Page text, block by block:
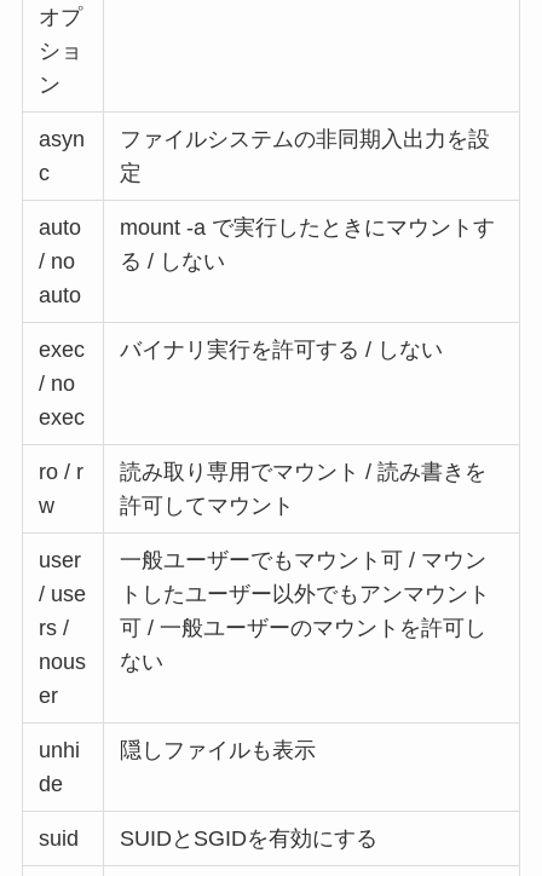
オプ
ショ
ン
asyn
c
ファイルシステムの非同期入出力を設
定
auto
/ no
auto
mount -a で実行したときにマウントす
る / しない
exec
/ no
exec
バイナリ実行を許可する / しない
ro / r
w
読み取り専用でマウント / 読み書きを
許可してマウント
user
/ use
rs /
nous
er
一般ユーザーでもマウント可 / マウン
トしたユーザー以外でもアンマウント
可 / 一般ユーザーのマウントを許可し
ない
unhi
de
隠しファイルも表示
suid SUIDとSGIDを有効にする